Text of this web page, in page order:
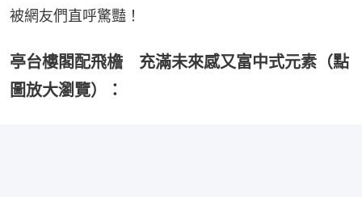
被網友們直呼驚豔！
亭台樓閣配飛檐 充滿未來感又富中式元素（點
圖放大瀏覽）：